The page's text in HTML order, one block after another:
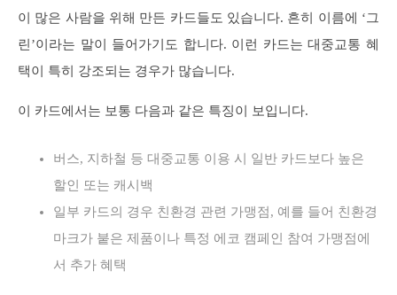
이 많은 사람을 위해 만든 카드들도 있습니다. 흔히 이름에 ‘그
린’이라는 말이 들어가기도 합니다. 이런 카드는 대중교통 혜
택이 특히 강조되는 경우가 많습니다.
이 카드에서는 보통 다음과 같은 특징이 보입니다.
버스, 지하철 등 대중교통 이용 시 일반 카드보다 높은
할인 또는 캐시백
일부 카드의 경우 친환경 관련 가맹점, 예를 들어 친환경
마크가 붙은 제품이나 특정 에코 캠페인 참여 가맹점에
서 추가 혜택